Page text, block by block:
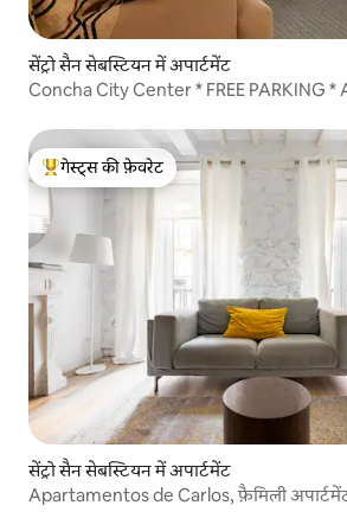
सेंट्रो सैन सेबस्टियन में अपार्टमेंट
Concha City Center * FREE PARKING *
गेस्ट्स का टॉप फ़ेवरेट
गेस्ट्स की फ़ेवरेट
सेंट्रो सैन सेबस्टियन में अपार्टमेंट
Apartamentos de Carlos, फ़ैमिली